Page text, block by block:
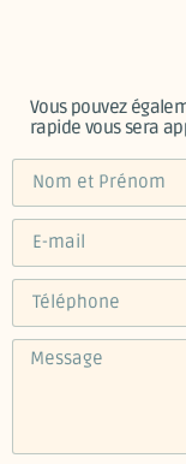
Vous pouvez
rapide vous sera